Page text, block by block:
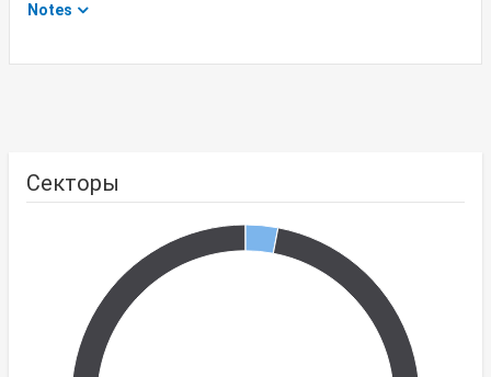
Notes
Секторы